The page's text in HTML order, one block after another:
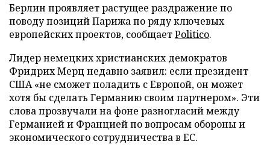
Берлин проявляет растущее раздражение по
поводу позиций Парижа по ряду ключевых
европейских проектов, сообщаетPolitico.
Лидер немецких христианских демократов
Фридрих Мерц недавно заявил: если президент
США «не сможет поладить с Европой, он может
хотя бы сделать Германию своим партнером». Эти
слова прозвучали на фоне разногласий между
Германией и Францией по вопросам обороны и
экономического сотрудничества в ЕС.